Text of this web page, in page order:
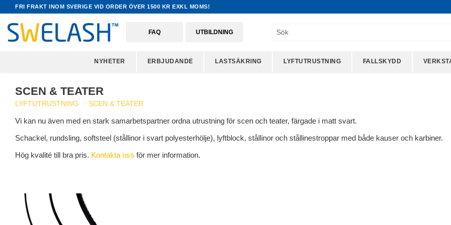
FRI FRAKT INOM SVERIGE VID ORDER ÖVER 1500 KR EXKL MOMS!
FAQ UTBILDNING
NYHETER ERBJUDANDE LASTSÄKRING LYFTUTRUSTNING FALLSKYDD
SCEN & TEATER
LYFTUTRUSTNING SCEN & TEATER
Vi kan nu även med en stark samarbetspartner ordna utrustning för scen och teater, färgade i matt svart.
Schackel, rundsling, softsteel (stållinor i svart polyesterhölje), lyftblock, stållinor och stållinestroppar med både kauser och karbiner.
Hög kvalité till bra pris. Kontakta oss för mer information.